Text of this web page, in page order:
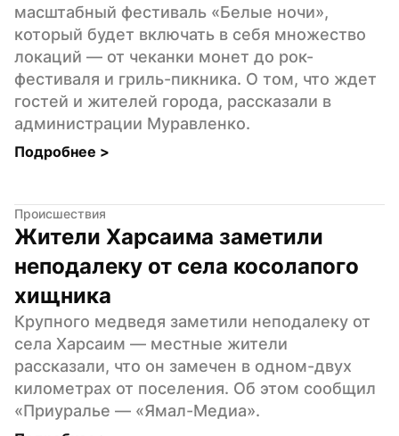
масштабный фестиваль «Белые ночи»,
который будет включать в себя множество
локаций — от чеканки монет до рок-
фестиваля и гриль-пикника. О том, что ждет
гостей и жителей города, рассказали в
администрации Муравленко.
Подробнее >
Происшествия
Жители Харсаима заметили
неподалеку от села косолапого
хищника
Крупного медведя заметили неподалеку от
села Харсаим — местные жители
рассказали, что он замечен в одном-двух
километрах от поселения. Об этом сообщил
«Приуралье — «Ямал-Медиа».